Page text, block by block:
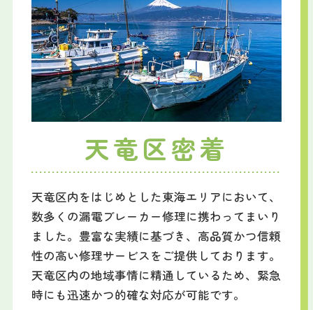
天竜区密着
天竜区内をはじめとした東海エリアにおいて、
数多くの漏電ブレーカー修理に携わってまいり
ました。豊富な実績に基づき、高品質かつ信頼
性の高い修理サービスをご提供しております。
天竜区内の地域事情に精通しているため、緊急
時にも迅速かつ的確な対応が可能です。